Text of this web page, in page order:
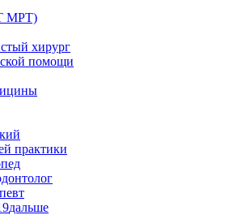
МРТ)
хирург
помощи
практики
дальше